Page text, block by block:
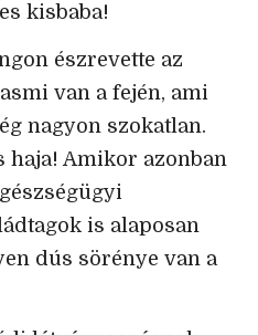
kisbaba!
észrevette az
van a fején, ami
nagyon szokatlan.
Amikor azonban
is alaposan
dús sörénye van a